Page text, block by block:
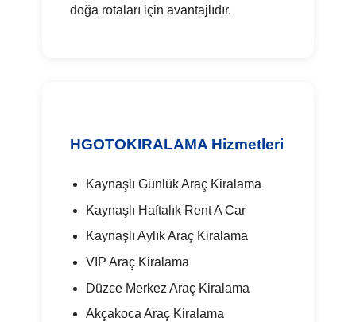
doğa rotaları için avantajlıdır.
HGOTOKIRALAMA Hizmetleri
Kaynaşlı Günlük Araç Kiralama
Kaynaşlı Haftalık Rent A Car
Kaynaşlı Aylık Araç Kiralama
VIP Araç Kiralama
Düzce Merkez Araç Kiralama
Akçakoca Araç Kiralama